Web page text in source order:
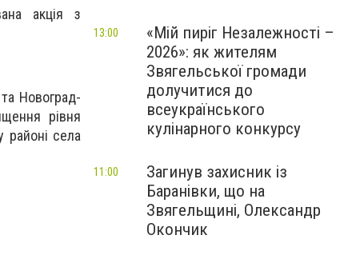
акція з
Новоград-
рівня
районі села
«Мій пиріг Незалежності –
2026»: як жителям
Звягельської громади
долучитися до
всеукраїнського
кулінарного конкурсу
13:00
Загинув захисник із
Баранівки, що на
Звягельщині, Олександр
Окончик
11:00